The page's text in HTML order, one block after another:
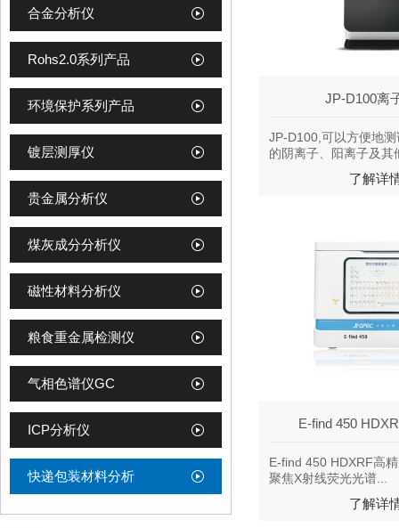
合金分析仪
Rohs2.0系列产品
环境保护系列产品
镀层测厚仪
贵金属分析仪
煤灰成分分析仪
磁性材料分析仪
粮食重金属检测仪
气相色谱仪GC
ICP分析仪
快递包装材料分析
JP-D100离
JP-D100,可以方便地
的阴离子、阳离子及其
了解详
E-find 450
E-find 450 HDXRF高
聚焦X射线荧光光谱...
了解详